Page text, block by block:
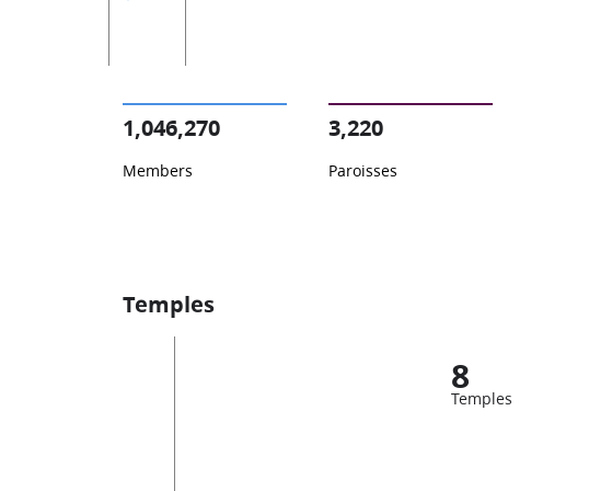
1,046,270
Members
3,220
Paroisses
Temples
8
Temples